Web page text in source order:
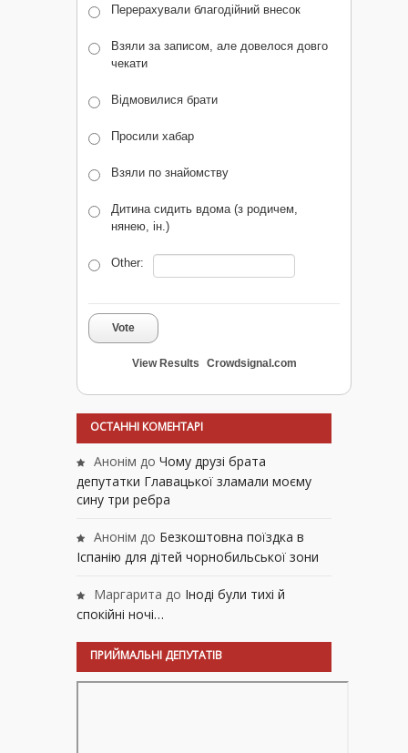
Перерахували благодійний внесок
Взяли за записом, але довелося довго
чекати
Відмовилися брати
Просили хабар
Взяли по знайомству
Дитина сидить вдома (з родичем,
нянею, ін.)
Other:
Vote
View Results Crowdsignal.com
ОСТАННІ КОМЕНТАРІ
Анонім до Чому друзі брата
депутатки Главацької зламали моєму
сину три ребра
Анонім до Безкоштовна поїздка в
Іспанію для дітей чорнобильської зони
Маргарита до Іноді були тихі й
спокійні ночі…
ПРИЙМАЛЬНІ ДЕПУТАТІВ